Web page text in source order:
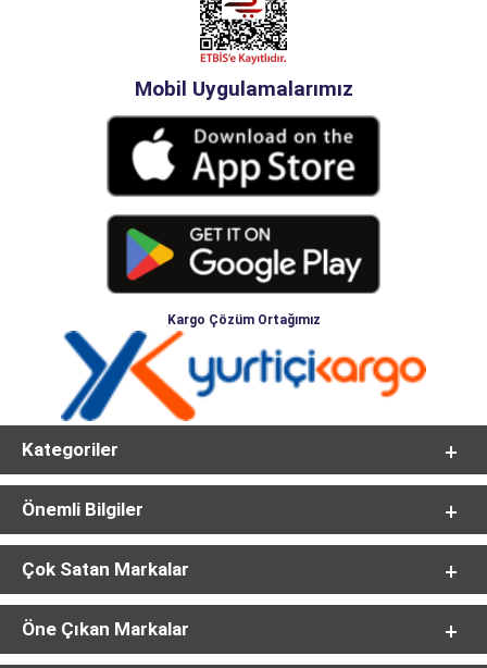
Mobil Uygulamalarımız
Kargo Çözüm Ortağımız
Kategoriler
Önemli Bilgiler
Çok Satan Markalar
Öne Çıkan Markalar